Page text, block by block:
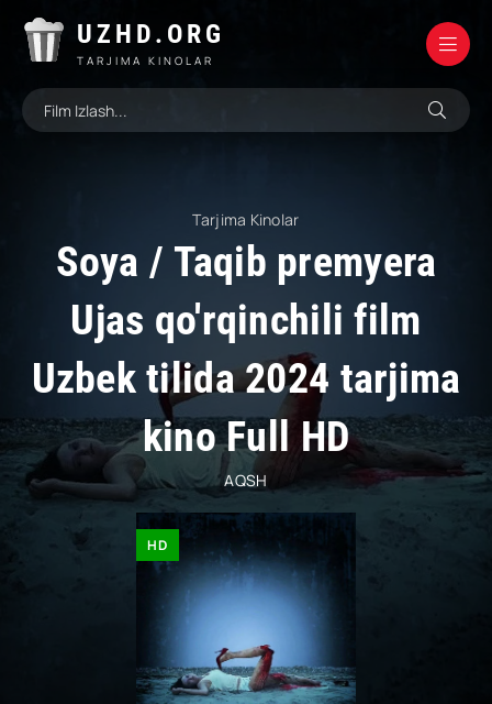
UZHD.ORG
TARJIMA KINOLAR
Tarjima Kinolar
Soya / Taqib premyera
Ujas qo'rqinchili film
Uzbek tilida 2024 tarjima
kino Full HD
AQSH
HD